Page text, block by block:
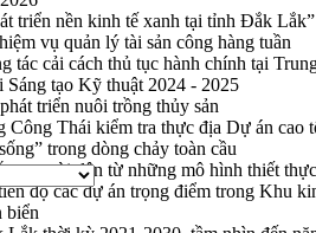
triển nền kinh tế xanh tại tỉnh Đắk Lắk”
vụ quản lý tài sản công hàng tuần
tác cải cách thủ tục hành chính tại
tạo Kỹ thuật 2024 - 2025
triển nuôi trồng thủy sản
Thái kiểm tra thực địa Dự án cao
trong dòng chảy toàn cầu
người dân từ những mô hình thiết thực
độ các dự án trọng điểm trong Khu
biển